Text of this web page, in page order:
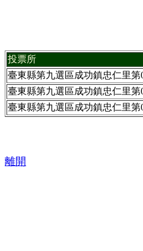
投票所
臺東縣第九選區成功鎮忠仁里第
臺東縣第九選區成功鎮忠仁里第
臺東縣第九選區成功鎮忠仁里第
離開